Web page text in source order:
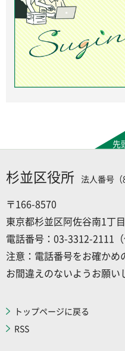
先
杉並区役所 法人番号（
〒166-8570
東京都杉並区阿佐谷南1丁
電話番号：03-3312-2111（
注意：電話番号をお確かめ
お間違えのないようお願い
トップページに戻る
RSS